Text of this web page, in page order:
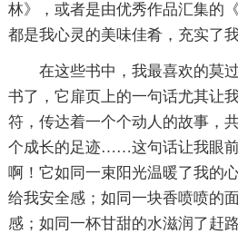
林》，或者是由优秀作品汇集的
都是我心灵的美味佳肴，充实了
在这些书中，我最喜欢的莫
书了，它扉页上的一句话尤其
符，传达着一个个动人的故事，
个成长的足迹……这句话让我眼
啊！它如同一束阳光温暖了我的
给我安全感；如同一块香喷喷的
感；如同一杯甘甜的水滋润了赶